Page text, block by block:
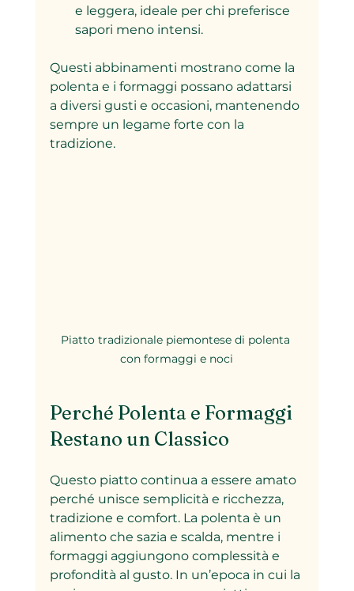
e leggera, ideale per chi preferisce
sapori meno intensi.
Questi abbinamenti mostrano come la
polenta e i formaggi possano adattarsi
a diversi gusti e occasioni, mantenendo
sempre un legame forte con la
tradizione.
Piatto tradizionale piemontese di polenta
con formaggi e noci
Perché Polenta e Formaggi
Restano un Classico
Questo piatto continua a essere amato
perché unisce semplicità e ricchezza,
tradizione e comfort. La polenta è un
alimento che sazia e scalda, mentre i
formaggi aggiungono complessità e
profondità al gusto. In un’epoca in cui la